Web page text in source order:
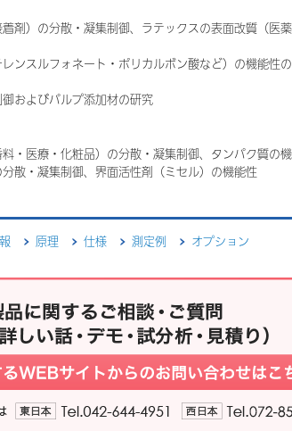
剤）の分散・凝集制御、ラテックスの表面改質（医
ンスルフォネート・ポリカルボン酸など）の機能性
およびパルプ添加材の研究
・医療・化粧品）の分散・凝集制御、タンパク質の
散・凝集制御、界面活性剤（ミセル）の機能性
原理 仕様 測定例 オプション